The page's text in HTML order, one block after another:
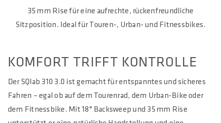
UPSWEEP IN °
0
0
KLEMMUNG IN MM
31.8
KLEMMBREITE DES VORBAUS IN MM
35 mm Rise für eine aufrechte, rückenfreundliche
Sitzposition. Ideal für Touren-, Urban- und Fitnessbikes.
KOMFORT TRIFFT KONTROLLE
Der SQlab 310 3.0 ist gemacht für entspanntes und sicheres
Fahren – egal ob auf dem Tourenrad, dem Urban-Bike oder
dem Fitnessbike. Mit 18° Backsweep und 35 mm Rise